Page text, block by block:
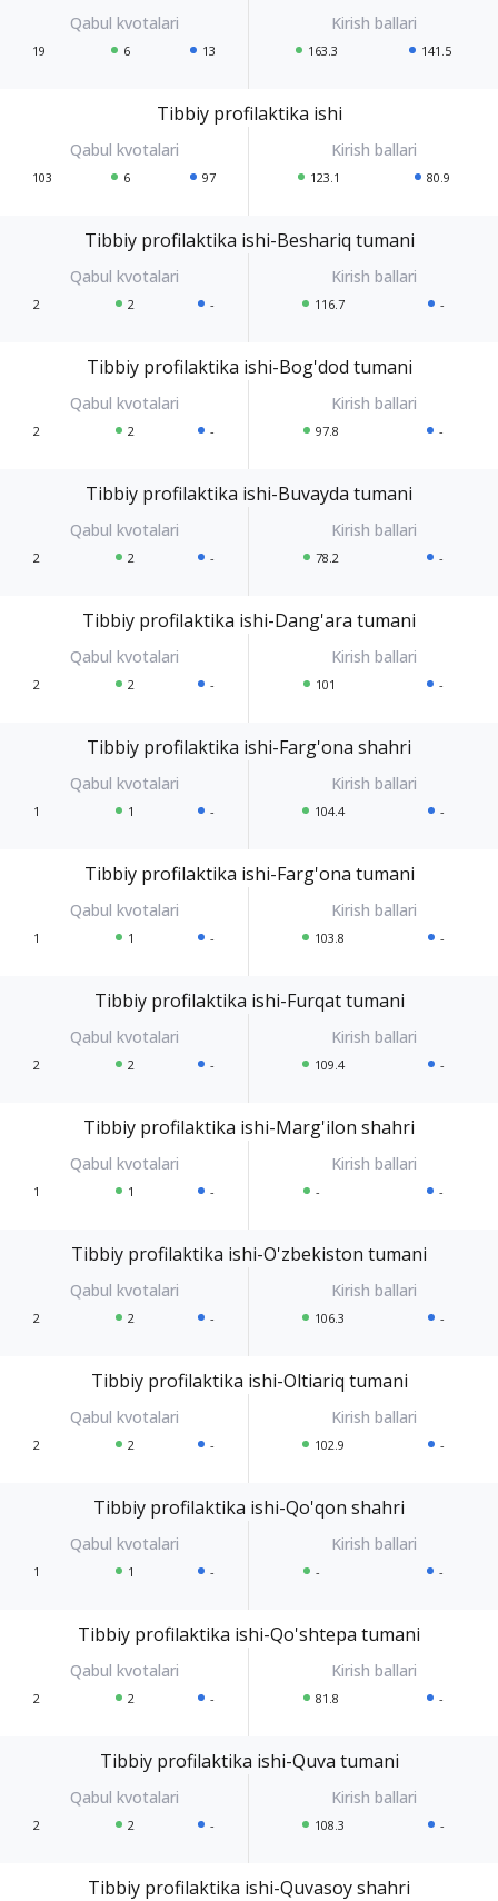
19 6 13 163.3 141.5
Tibbiy profilaktika ishi
103 6 97 123.1 80.9
Tibbiy profilaktika ishi-Beshariq tumani
2 2 - 116.7 -
Tibbiy profilaktika ishi-Bog'dod tumani
2 2 - 97.8 -
Tibbiy profilaktika ishi-Buvayda tumani
2 2 - 78.2 -
Tibbiy profilaktika ishi-Dang'ara tumani
2 2 - 101 -
Tibbiy profilaktika ishi-Farg'ona shahri
1 1 - 104.4 -
Tibbiy profilaktika ishi-Farg'ona tumani
1 1 - 103.8 -
Tibbiy profilaktika ishi-Furqat tumani
2 2 - 109.4 -
Tibbiy profilaktika ishi-Marg'ilon shahri
1 1 - - -
Tibbiy profilaktika ishi-O'zbekiston tumani
2 2 - 106.3 -
Tibbiy profilaktika ishi-Oltiariq tumani
2 2 - 102.9 -
Tibbiy profilaktika ishi-Qo'qon shahri
1 1 - - -
Tibbiy profilaktika ishi-Qo'shtepa tumani
2 2 - 81.8 -
Tibbiy profilaktika ishi-Quva tumani
2 2 - 108.3 -
Tibbiy profilaktika ishi-Quvasoy shahri